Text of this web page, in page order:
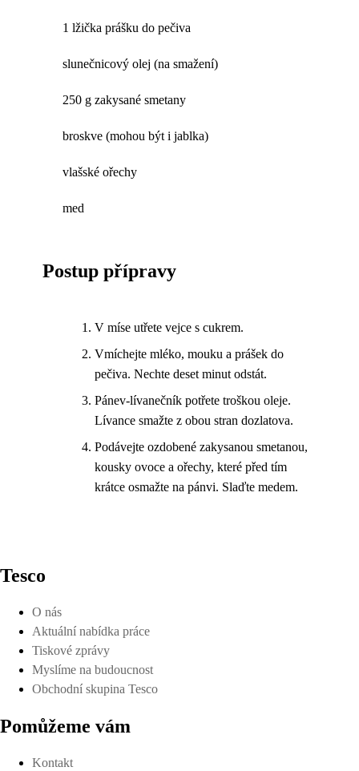
1 lžička prášku do pečiva
slunečnicový olej (na smažení)
250 g zakysané smetany
broskve (mohou být i jablka)
vlašské ořechy
med
Postup přípravy
V míse utřete vejce s cukrem.
Vmíchejte mléko, mouku a prášek do
pečiva. Nechte deset minut odstát.
Pánev-lívanečník potřete troškou oleje.
Lívance smažte z obou stran dozlatova.
Podávejte ozdobené zakysanou smetanou,
kousky ovoce a ořechy, které před tím
krátce osmažte na pánvi. Slaďte medem.
Tesco
O nás
Aktuální nabídka práce
Tiskové zprávy
Myslíme na budoucnost
Obchodní skupina Tesco
Pomůžeme vám
Kontakt